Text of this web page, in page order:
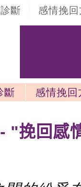
斷 感情挽
斷
感情挽
"挽回感